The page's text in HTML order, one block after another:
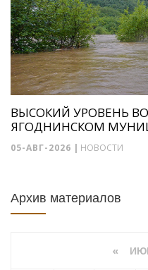
ВЫСОКИЙ УРОВЕНЬ
ЯГОДНИНСКОМ
05-АВГ-2026 | НОВОСТИ
Архив материалов
«